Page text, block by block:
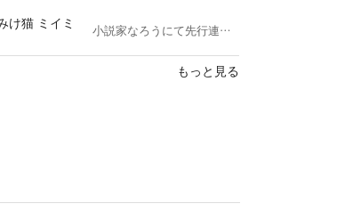
け猫 ミイミ 小説家なろうにて先行連載中です♪ アルファポリスでも連載中です♪ 皆さんこちらでも投稿して行きたいと思いますのでよろしくお願いしますヽ(^o^) 作品が良いと思いましたら感想やレビュー等よろしくお願いします(^O^) ☆全ての作品AI不使用☆
もっと見る